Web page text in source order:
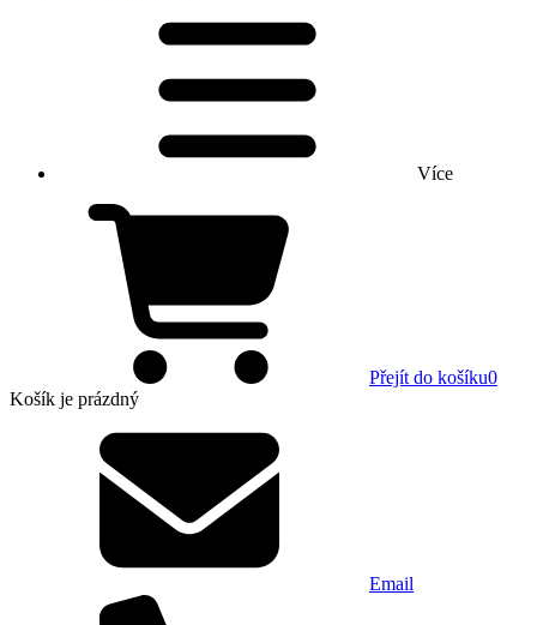
Více
Přejít do košíku0
Košík je prázdný
Email